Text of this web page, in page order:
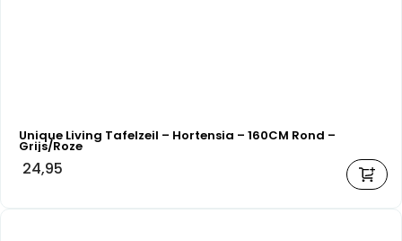
Unique Living Tafelzeil – Hortensia – 160CM Rond –
Grijs/Roze
24,95